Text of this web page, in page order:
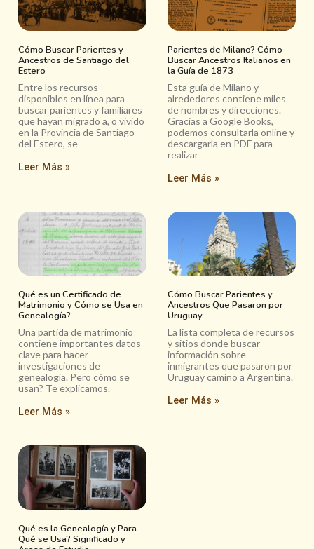
Cómo Buscar Parientes y
Ancestros de Santiago del
Estero
Entre los recursos
disponibles en línea para
buscar parientes y familiares
que hayan migrado a, o vivido
en la Provincia de Santiago
del Estero, se
Leer Más »
Parientes de Milano? Cómo
Buscar Ancestros Italianos en
la Guía de 1873
Esta guía de Milano y
alrededores contiene miles
de nombres y direcciones.
Gracias a Google Books,
podemos consultarla online y
descargarla en PDF para
realizar
Leer Más »
Qué es un Certificado de
Matrimonio y Cómo se Usa en
Genealogía?
Una partida de matrimonio
contiene importantes datos
clave para hacer
investigaciones de
genealogía. Pero cómo se
usan? Te explicamos.
Leer Más »
Cómo Buscar Parientes y
Ancestros Que Pasaron por
Uruguay
La lista completa de recursos
y sitios donde buscar
información sobre
inmigrantes que pasaron por
Uruguay camino a Argentina.
Leer Más »
Qué es la Genealogía y Para
Qué se Usa? Significado y